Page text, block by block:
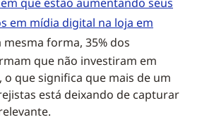
em mídia digital na loja em
mesma forma, 35% dos
que não investiram em
o que significa que mais de um
está deixando de capturar